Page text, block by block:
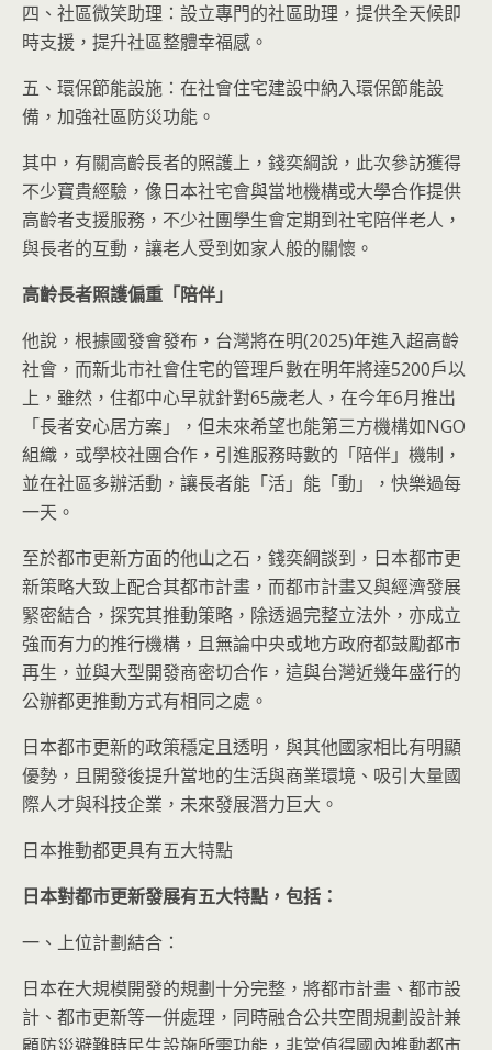
四、社區微笑助理：設立專門的社區助理，提供全天候即
時支援，提升社區整體幸福感。
五、環保節能設施：在社會住宅建設中納入環保節能設
備，加強社區防災功能。
其中，有關高齡長者的照護上，錢奕綱說，此次參訪獲得
不少寶貴經驗，像日本社宅會與當地機構或大學合作提供
高齡者支援服務，不少社團學生會定期到社宅陪伴老人，
與長者的互動，讓老人受到如家人般的關懷。
高齡長者照護偏重「陪伴」
他說，根據國發會發布，台灣將在明(2025)年進入超高齡
社會，而新北市社會住宅的管理戶數在明年將達5200戶以
上，雖然，住都中心早就針對65歲老人，在今年6月推出
「長者安心居方案」，但未來希望也能第三方機構如NGO
組織，或學校社團合作，引進服務時數的「陪伴」機制，
並在社區多辦活動，讓長者能「活」能「動」，快樂過每
一天。
至於都市更新方面的他山之石，錢奕綱談到，日本都市更
新策略大致上配合其都市計畫，而都市計畫又與經濟發展
緊密結合，探究其推動策略，除透過完整立法外，亦成立
強而有力的推行機構，且無論中央或地方政府都鼓勵都市
再生，並與大型開發商密切合作，這與台灣近幾年盛行的
公辦都更推動方式有相同之處。
日本都市更新的政策穩定且透明，與其他國家相比有明顯
優勢，且開發後提升當地的生活與商業環境、吸引大量國
際人才與科技企業，未來發展潛力巨大。
日本推動都更具有五大特點
日本對都市更新發展有五大特點，包括：
一、上位計劃結合：
日本在大規模開發的規劃十分完整，將都市計畫、都市設
計、都市更新等一併處理，同時融合公共空間規劃設計兼